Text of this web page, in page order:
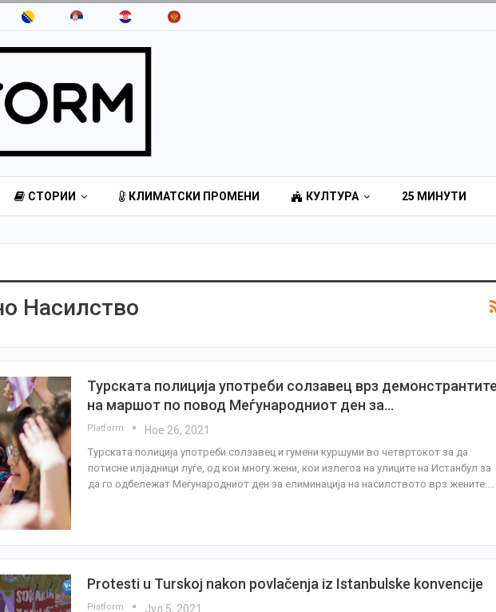
СТОРИИ КЛИМАТСКИ ПРОМЕНИ КУЛТУРА 25 МИНУТИ
Насилство
Турската полиција употреби солзавец врз
на маршот по повод Меѓународниот ден за…
Platform Ное 26, 2021
Турската полиција употреби солзавец и гумени куршуми во четвртокот за да
потисне илјадници луѓе, од кои многу жени, кои излегоа на улиците на Истанбул за
да го одбележат Меѓународниот ден за елиминација на насилството врз жените.…
Protesti u Turskoj nakon povlačenja iz Istanbulske konvencije
Platform Јул 5, 2021